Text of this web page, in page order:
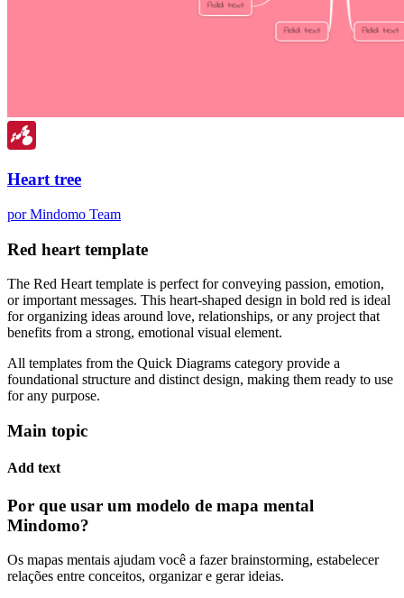
Heart tree
por Mindomo Team
Red heart template
The Red Heart template is perfect for conveying passion, emotion,
or important messages. This heart-shaped design in bold red is ideal
for organizing ideas around love, relationships, or any project that
benefits from a strong, emotional visual element.
All templates from the Quick Diagrams category provide a
foundational structure and distinct design, making them ready to use
for any purpose.
Main topic
Add text
Por que usar um modelo de mapa mental
Mindomo?
Os mapas mentais ajudam você a fazer brainstorming, estabelecer
relações entre conceitos, organizar e gerar ideias.